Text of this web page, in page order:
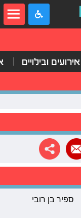
אירועים ובילויים
ספיר בן רובי